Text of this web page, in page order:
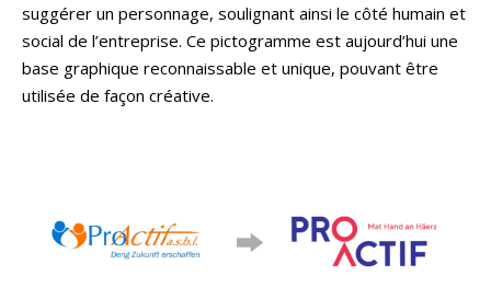
suggérer un personnage, soulignant ainsi le côté humain et
social de l’entreprise. Ce pictogramme est aujourd’hui une
base graphique reconnaissable et unique, pouvant être
utilisée de façon créative.